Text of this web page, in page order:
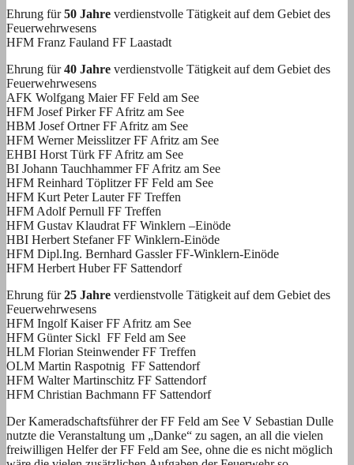
Ehrung für50 Jahre verdienstvolle Tätigkeit auf dem Gebiet des
Feuerwehrwesens
HFM Franz Fauland FF Laastadt
Ehrung für40 Jahre verdienstvolle Tätigkeit auf dem Gebiet des
Feuerwehrwesens
AFK Wolfgang Maier FF Feld am See
HFM Josef Pirker FF Afritz am See
HBM Josef Ortner FF Afritz am See
HFM Werner Meisslitzer FF Afritz am See
EHBI Horst Türk FF Afritz am See
BI Johann Tauchhammer FF Afritz am See
HFM Reinhard Töplitzer FF Feld am See
HFM Kurt Peter Lauter FF Treffen
HFM Adolf Pernull FF Treffen
HFM Gustav Klaudrat FF Winklern –Einöde
HBI Herbert Stefaner FF Winklern-Einöde
HFM Dipl.Ing. Bernhard Gassler FF-Winklern-Einöde
HFM Herbert Huber FF Sattendorf
Ehrung für25 Jahre verdienstvolle Tätigkeit auf dem Gebiet des
Feuerwehrwesens
HFM Ingolf Kaiser FF Afritz am See
HFM Günter Sickl FF Feld am See
HLM Florian Steinwender FF Treffen
OLM Martin Raspotnig FF Sattendorf
HFM Walter Martinschitz FF Sattendorf
HFM Christian Bachmann FF Sattendorf
Der Kameradschaftsführer der FF Feld am See V Sebastian Dulle
nutzte die Veranstaltung um „Danke“ zu sagen, an all die vielen
freiwilligen Helfer der FF Feld am See, ohne die es nicht möglich